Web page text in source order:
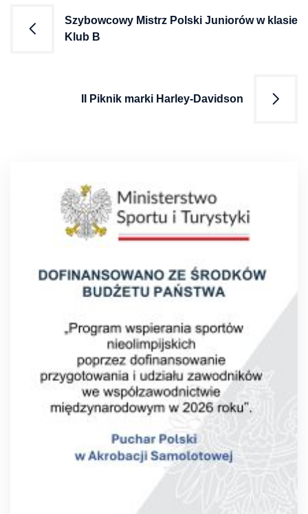
Nawigacja
wpisu
Szybowcowy Mistrz Polski Juniorów w klasie
Klub B
II Piknik marki Harley-Davidson